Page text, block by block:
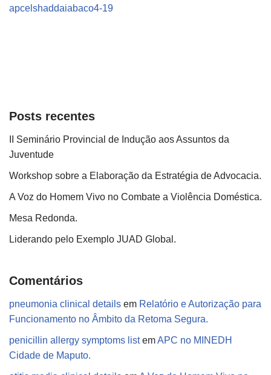
apcelshaddaiabaco4-19
Posts recentes
II Seminário Provincial de Indução aos Assuntos da
Juventude
Workshop sobre a Elaboração da Estratégia de Advocacia.
A Voz do Homem Vivo no Combate a Violência Doméstica.
Mesa Redonda.
Liderando pelo Exemplo JUAD Global.
Comentários
pneumonia clinical details em Relatório e Autorização para
Funcionamento no Âmbito da Retoma Segura.
penicillin allergy symptoms listemAPC no MINEDH
Cidade de Maputo.